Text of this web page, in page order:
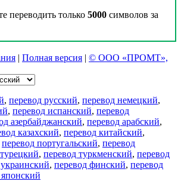
переводить только 5000 символов за
| Полная версия | © ООО «ПРОМТ»,
, перевод русский, перевод немецкий,
, перевод испанский, перевод
азербайджанский, перевод арабский,
казахский, перевод китайский,
перевод португальский, перевод
, перевод туркменский, перевод
, перевод финский, перевод